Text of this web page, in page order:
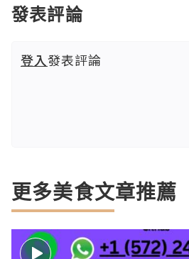
發表評論
登入發表評論
更多美食文章推薦